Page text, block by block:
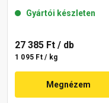
Gyártói készleten
27 385 Ft / db
1 095 Ft / kg
Megnézem